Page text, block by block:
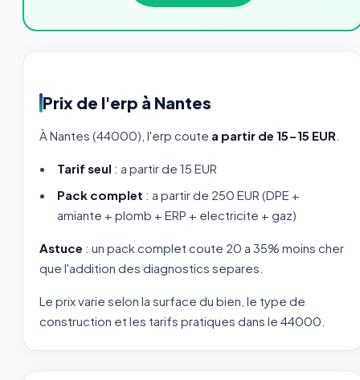
Prix de l'erp à Nantes
À Nantes (44000), l'erp coute a partir de 15-15 EUR
Tarif seul : a partir de 15 EUR
Pack complet : a partir de 250 EUR (DPE +
amiante + plomb + ERP + electricite + gaz)
Astuce : un pack complet coute 20 a 35% moins cher
que l'addition des diagnostics separes.
Le prix varie selon la surface du bien, le type de
construction et les tarifs pratiques dans le 44000.